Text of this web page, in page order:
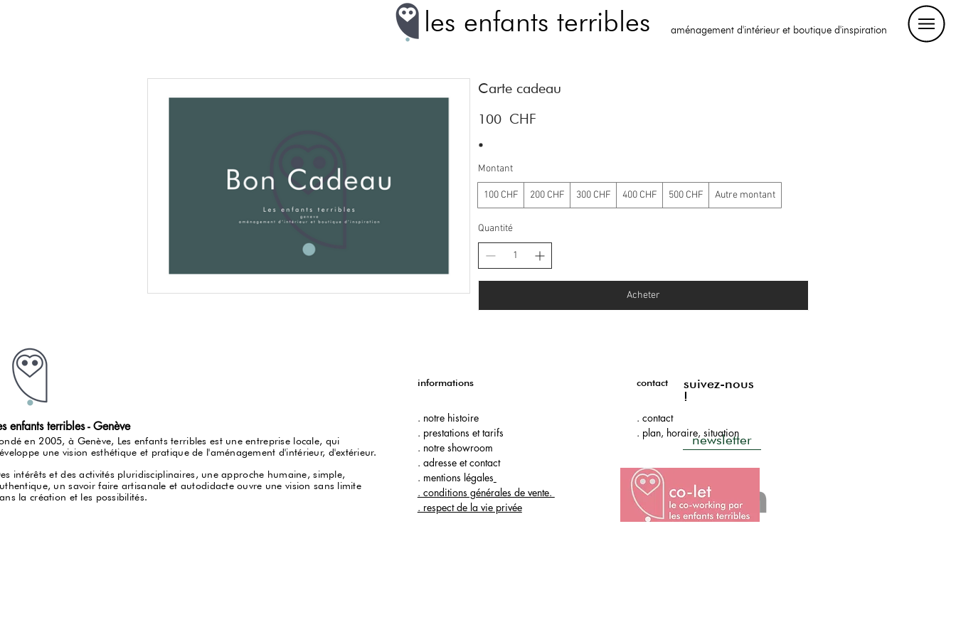
les enfants terribles aménagement d'intérieur et boutique d'inspiration
Carte cadeau
100 CHF
Montant
100 CHF 200 CHF 300 CHF 400 CHF 500 CHF Autre montant
Quantité
Acheter
enfants terribles - Genève
en 2005, à Genève, Les enfants terribles est une entreprise locale, qui
une vision esthétique et pratique de l'aménagement d'intérieur, d'extérieur.
intérêts et des activités pluridisciplinaires, une approche humaine, simple,
un savoir faire artisanale et autodidacte ouvre une vision sans limite
la création et les possibilités.
informations
. notre histoire
. prestations et tarifs
. notre showroom
. adresse et contact
. mentions légales
. conditions générales de vente.
. respect de la vie privée
suivez-nous
!
newsletter
contact
. contact
. plan, horaire, situation